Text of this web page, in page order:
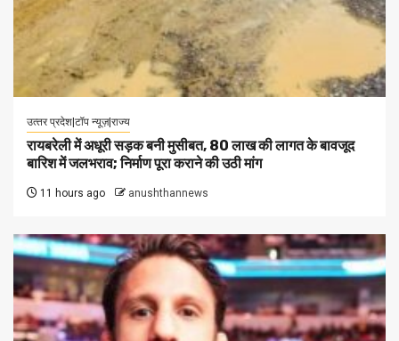
उत्‍तर प्रदेश|टॉप न्यूज़|राज्य
रायबरेली में अधूरी सड़क बनी मुसीबत, 80 लाख की लागत के बावजूद
बारिश में जलभराव; निर्माण पूरा कराने की उठी मांग
11 hours ago anushthannews